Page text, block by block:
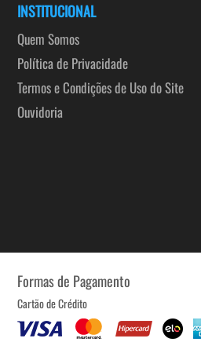
INSTITUCIONAL
Quem Somos
Política de Privacidade
Termos e Condições de Uso do Site
Ouvidoria
Formas de Pagamento
Cartão de Crédito